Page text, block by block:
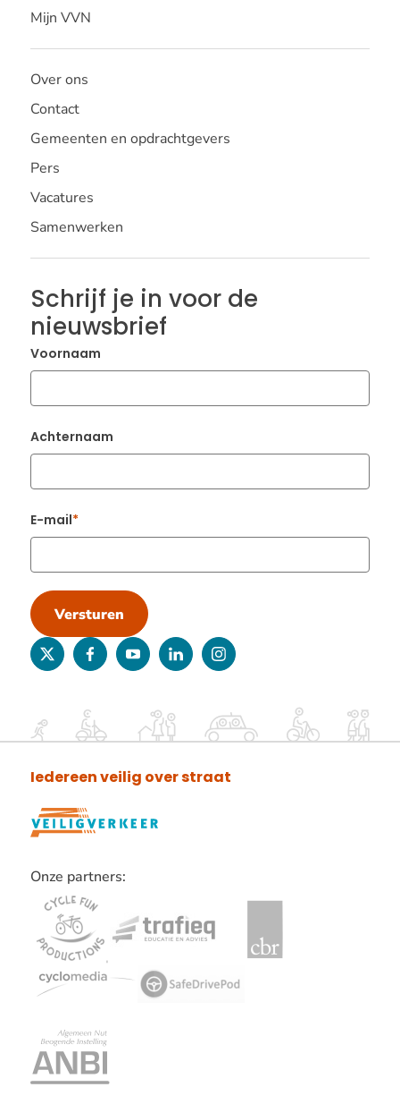
Mijn VVN
Over ons
Contact
Gemeenten en opdrachtgevers
Pers
Vacatures
Samenwerken
Schrijf je in voor de
nieuwsbrief
Voornaam
Achternaam
E-mail
Versturen
twitterfacebookyoutubelinkedininstagram
Iedereen veilig over straat
Onze partners:
Lees
verder
over
onze